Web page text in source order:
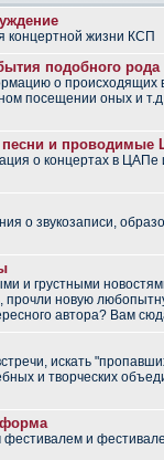
концертной жизни КСП
подобного рода
о
посещении оных и
песни и
о концертах в ЦАПе
о звукозаписи,
и грустными
прочли новую
автора? Вам
искать
и творческих
фестивалем и